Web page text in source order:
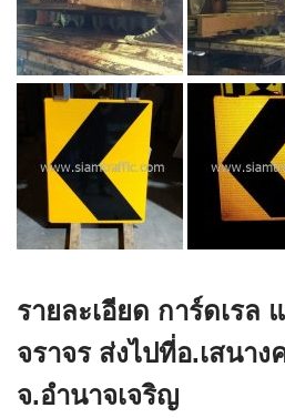
รายละเอียด การ์ดเรล
จราจร ส่งไปที่อ.เสนา
จ.อำนาจเจริญ